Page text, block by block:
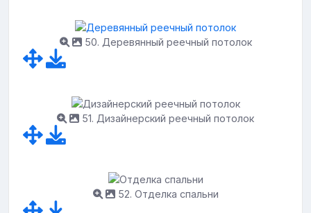
50. Деревянный реечный потолок
51. Дизайнерский реечный потолок
52. Отделка спальни